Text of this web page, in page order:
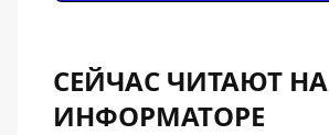
СЕЙЧАС ЧИТАЮТ НА
ИНФОРМАТОРЕ